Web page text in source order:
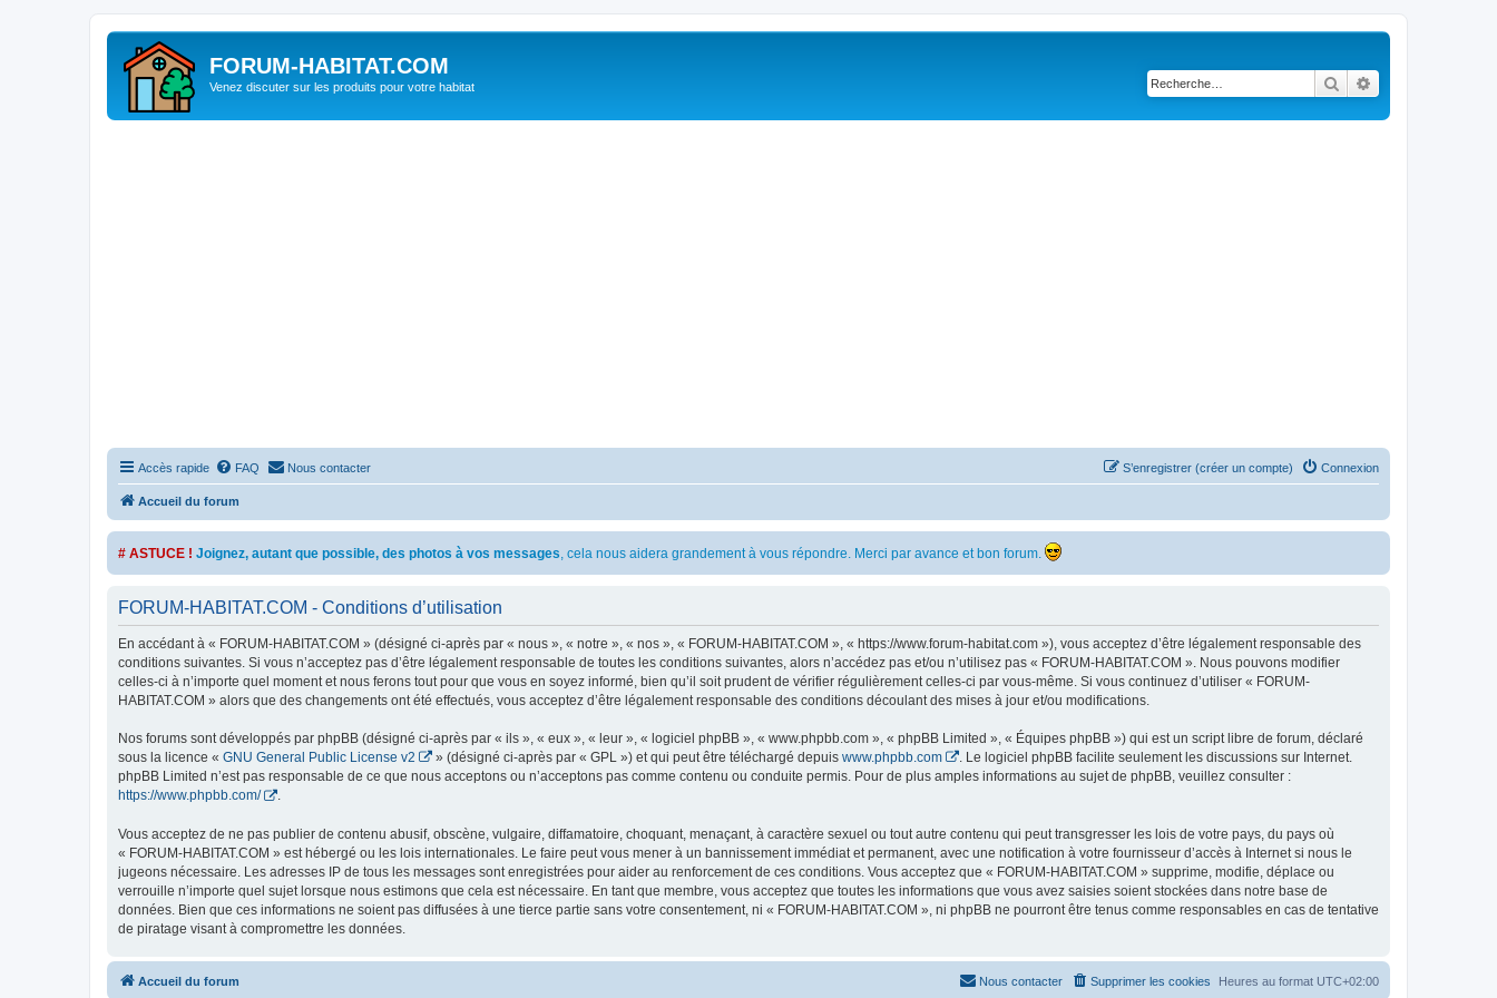
FORUM-HABITAT.COM
Venez discuter sur les produits pour votre habitat Rechercher
Accès rapide FAQ Nous contacter Connexion
S’enregistrer (créer un compte)
Accueil du forum
# ASTUCE ! Joignez, autant que possible, des photos à vos messages, cela nous aidera grandement à vous répondre. Merci par avance et bon forum.
FORUM-HABITAT.COM - Conditions d’utilisation
En accédant à « FORUM-HABITAT.COM » (désigné ci-après par « nous », « notre », « nos », « FORUM-HABITAT.COM », « https://www.forum-habitat.com »), vous acceptez d’être légalement responsable des
conditions suivantes. Si vous n’acceptez pas d’être légalement responsable de toutes les conditions suivantes, alors n’accédez pas et/ou n’utilisez pas « FORUM-HABITAT.COM ». Nous pouvons modifier
celles-ci à n’importe quel moment et nous ferons tout pour que vous en soyez informé, bien qu’il soit prudent de vérifier régulièrement celles-ci par vous-même. Si vous continuez d’utiliser « FORUM-
HABITAT.COM » alors que des changements ont été effectués, vous acceptez d’être légalement responsable des conditions découlant des mises à jour et/ou modifications.
Nos forums sont développés par phpBB (désigné ci-après par « ils », « eux », « leur », « logiciel phpBB », « www.phpbb.com », « phpBB Limited », « Équipes phpBB ») qui est un script libre de forum, déclaré
sous la licence « GNU General Public License v2 » (désigné ci-après par « GPL ») et qui peut être téléchargé depuis www.phpbb.com
. Le logiciel phpBB facilite seulement les discussions sur Internet.
phpBB Limited n’est pas responsable de ce que nous acceptons ou n’acceptons pas comme contenu ou conduite permis. Pour de plus amples informations au sujet de phpBB, veuillez consulter :
https://www.phpbb.com/
.
Vous acceptez de ne pas publier de contenu abusif, obscène, vulgaire, diffamatoire, choquant, menaçant, à caractère sexuel ou tout autre contenu qui peut transgresser les lois de votre pays, du pays où
« FORUM-HABITAT.COM » est hébergé ou les lois internationales. Le faire peut vous mener à un bannissement immédiat et permanent, avec une notification à votre fournisseur d’accès à Internet si nous le
jugeons nécessaire. Les adresses IP de tous les messages sont enregistrées pour aider au renforcement de ces conditions. Vous acceptez que « FORUM-HABITAT.COM » supprime, modifie, déplace ou
verrouille n’importe quel sujet lorsque nous estimons que cela est nécessaire. En tant que membre, vous acceptez que toutes les informations que vous avez saisies soient stockées dans notre base de
données. Bien que ces informations ne soient pas diffusées à une tierce partie sans votre consentement, ni « FORUM-HABITAT.COM », ni phpBB ne pourront être tenus comme responsables en cas de tentative
de piratage visant à compromettre les données.
Accueil du forum Heures au format UTC+02:00
Supprimer les cookies
Nous contacter